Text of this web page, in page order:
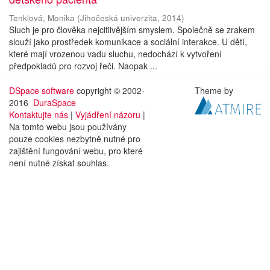
Tenklová, Monika (Jihočeská univerzita, 2014)
Sluch je pro člověka nejcitlivějším smyslem. Společně se zrakem
slouží jako prostředek komunikace a sociální interakce. U dětí,
které mají vrozenou vadu sluchu, nedochází k vytvoření
předpokladů pro rozvoj řeči. Naopak ...
DSpace software copyright © 2002-
2016 DuraSpace
Kontaktujte nás | Vyjádření názoru |
Na tomto webu jsou používány
pouze cookies nezbytně nutné pro
zajištění fungování webu, pro které
není nutné získat souhlas.
Theme by